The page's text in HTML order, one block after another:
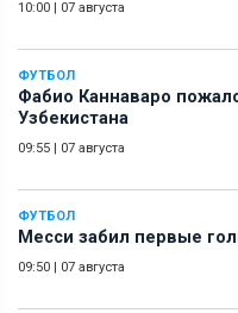
10:00 | 07 августа
ФУТБОЛ
Фабио Каннаваро
Узбекистана
09:55 | 07 августа
ФУТБОЛ
Месси забил первые
09:50 | 07 августа